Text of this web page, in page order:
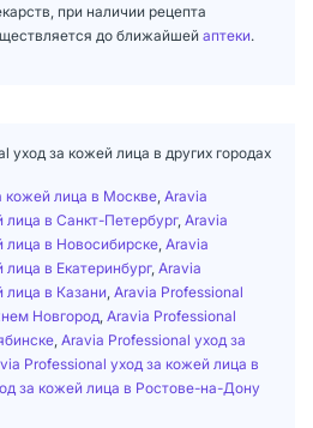
при наличии рецепта
до ближайшей аптеки.
уход за кожей лица в других городах
кожей лица в Москве Aravia
лица в Санкт-Петербург, Aravia
лица в Новосибирске Aravia
в Екатеринбург, Aravia
лица в Казани Aravia Professional
Новгород Aravia Professional
Aravia Professional уход за
Professional уход за кожей лица в
за кожей лица в Ростове-на-Дону